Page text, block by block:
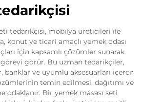
tedarikçisi, mobilya üreticileri ile
konut ve ticari amaçlı yemek odası
için kapsamlı çözümler sunarak
görür. Bu uzman tedarikçiler,
banklar ve uyumlu aksesuarları içeren
temin edilmesi, dağıtımı ve
odaklanır. Bir yemek masası seti